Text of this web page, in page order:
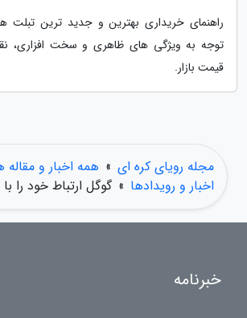
توجه به ویژگی های ظاهری و سخت افزاری،
قیمت بازار.
مجله رویای کره ای » همه اخبار و مقاله
اخبار و رویدادها » گوگل ارتباط خود را
خبرنامه